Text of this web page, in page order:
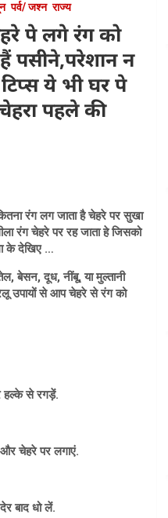
पर्व/ जश्न राज्य
पे लगे रंग को
पसीने,परेशान न
ये भी घर पे
पहले की
रंग लग जाता है चेहरे पर सुखा
रंग चेहरे पर रह जाता हे जिसको
के देखिए …
बेसन, दूध, नींबू, या मुल्तानी
उपायों से आप चेहरे से रंग को
हल्के से रगड़ें.
चेहरे पर लगाएं.
बाद धो लें.